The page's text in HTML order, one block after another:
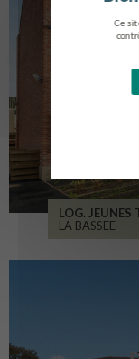
Ce
LOG. JEUNES
LA BASSEE